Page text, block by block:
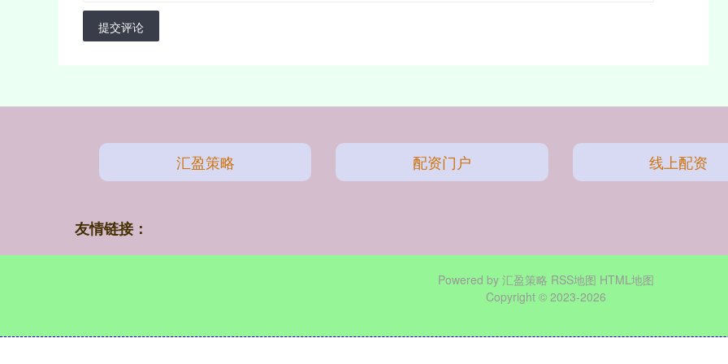
提交评论
汇盈策略 配资门户 线上配资
友情链接：
Powered by 汇盈策略 RSS地图 HTML地图
Copyright © 2023-2026